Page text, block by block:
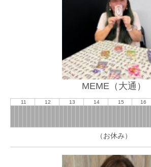
MEME（大通）
11 12 13 14 15 16
（お休み）